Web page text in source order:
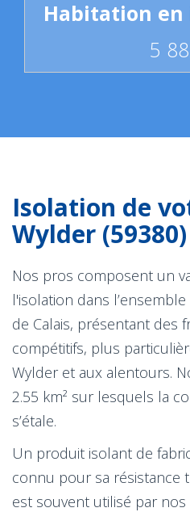
5
Isolation de
Wylder (59380)
Nos pros composent un
l'isolation dans
de Calais, présentant des
compétitifs, plus
Wylder et aux alentours.
2.55 km² sur lesquels la
s’étale.
Un produit isolant de
connu pour sa résistance
est souvent utilisé par